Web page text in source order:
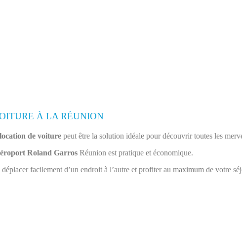
À LA RÉUNION
location de voiturepeut être la solution idéale pour découvrir toutes les
Roland GarrosRéunion est pratique et économique.
facilement d’un endroit à l’autre et profiter au maximum de votre